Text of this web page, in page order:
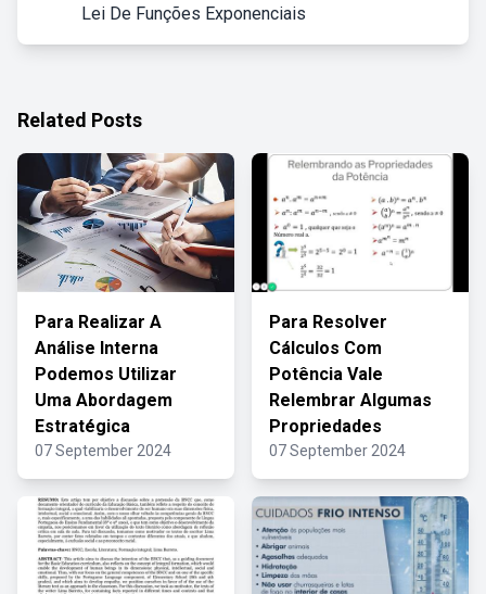
Lei De Funções Exponenciais
Related Posts
Para Realizar A
Análise Interna
Podemos Utilizar
Uma Abordagem
Estratégica
07 September 2024
Para Resolver
Cálculos Com
Potência Vale
Relembrar Algumas
Propriedades
07 September 2024